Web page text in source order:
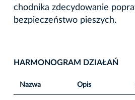
chodnika zdecydowanie
bezpieczeństwo pieszych.
HARMONOGRAM DZIAŁAŃ
Nazwa Opis